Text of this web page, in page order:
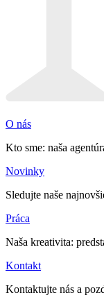
O nás
Kto sme: naša
Novinky
Sledujte naše
Práca
Naša kreativita:
Kontakt
Kontaktujte nás a